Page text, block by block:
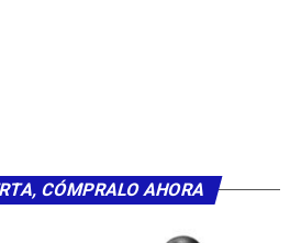
CÓMPRALO AHORA